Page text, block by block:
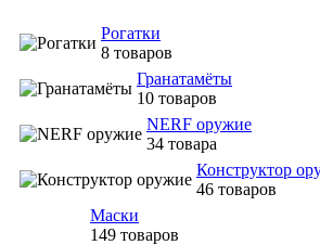
Рогатки
8 товаров
Гранатамёты
10 товаров
NERF оружие
34 товара
Конструктор
46 товаров
Маски
149 товаров